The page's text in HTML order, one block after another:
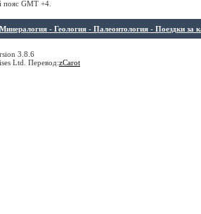
пояс GMT +4.
- Геология - Палеонтология - Поездки за
3.8.6
Ltd. Перевод:zCarot